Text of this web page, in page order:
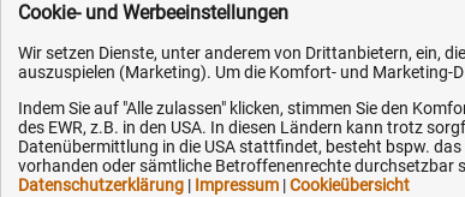
+49 (0) 5351 - 523 520
Mo.-Fr. 07:30 - 16:00 Uhr
Cookie- und Werbeeinstellungen
Wir setzen Dienste, unter anderem von Drittanbietern, ein,
auszuspielen (Marketing). Um die Komfort- und Marketing-
Indem Sie auf "Alle zulassen" klicken, stimmen Sie den
des EWR, z.B. in den USA. In diesen Ländern kann trotz
Datenübermittlung in die USA stattfindet, besteht bspw.
vorhanden oder sämtliche Betroffenenrechte durchsetzbar
Datenschutzerklärung | Impressum |Cookieübersicht